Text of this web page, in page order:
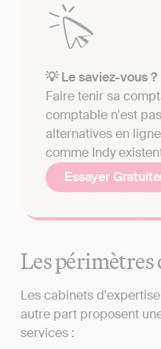
💡 Le saviez-vous ?
Faire tenir sa
comptable n'est
alternatives en
comme Indy
Essayer
Les périmètres
Les cabinets
autre part proposent
services :